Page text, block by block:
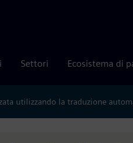
Settori Ecosistema di
utilizzando la traduzione